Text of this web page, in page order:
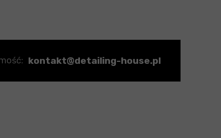
kontakt@detailing-house.pl